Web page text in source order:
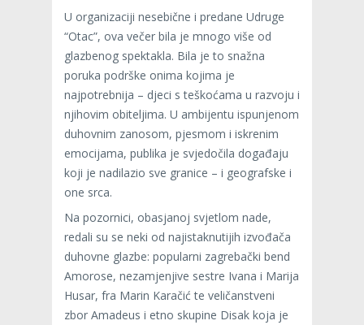
U organizaciji nesebične i predane Udruge
“Otac”, ova večer bila je mnogo više od
glazbenog spektakla. Bila je to snažna
poruka podrške onima kojima je
najpotrebnija – djeci s teškoćama u razvoju i
njihovim obiteljima. U ambijentu ispunjenom
duhovnim zanosom, pjesmom i iskrenim
emocijama, publika je svjedočila događaju
koji je nadilazio sve granice – i geografske i
one srca.
Na pozornici, obasjanoj svjetlom nade,
redali su se neki od najistaknutijih izvođača
duhovne glazbe: popularni zagrebački bend
Amorose, nezamjenjive sestre Ivana i Marija
Husar, fra Marin Karačić te veličanstveni
zbor Amadeus i etno skupine Disak koja je